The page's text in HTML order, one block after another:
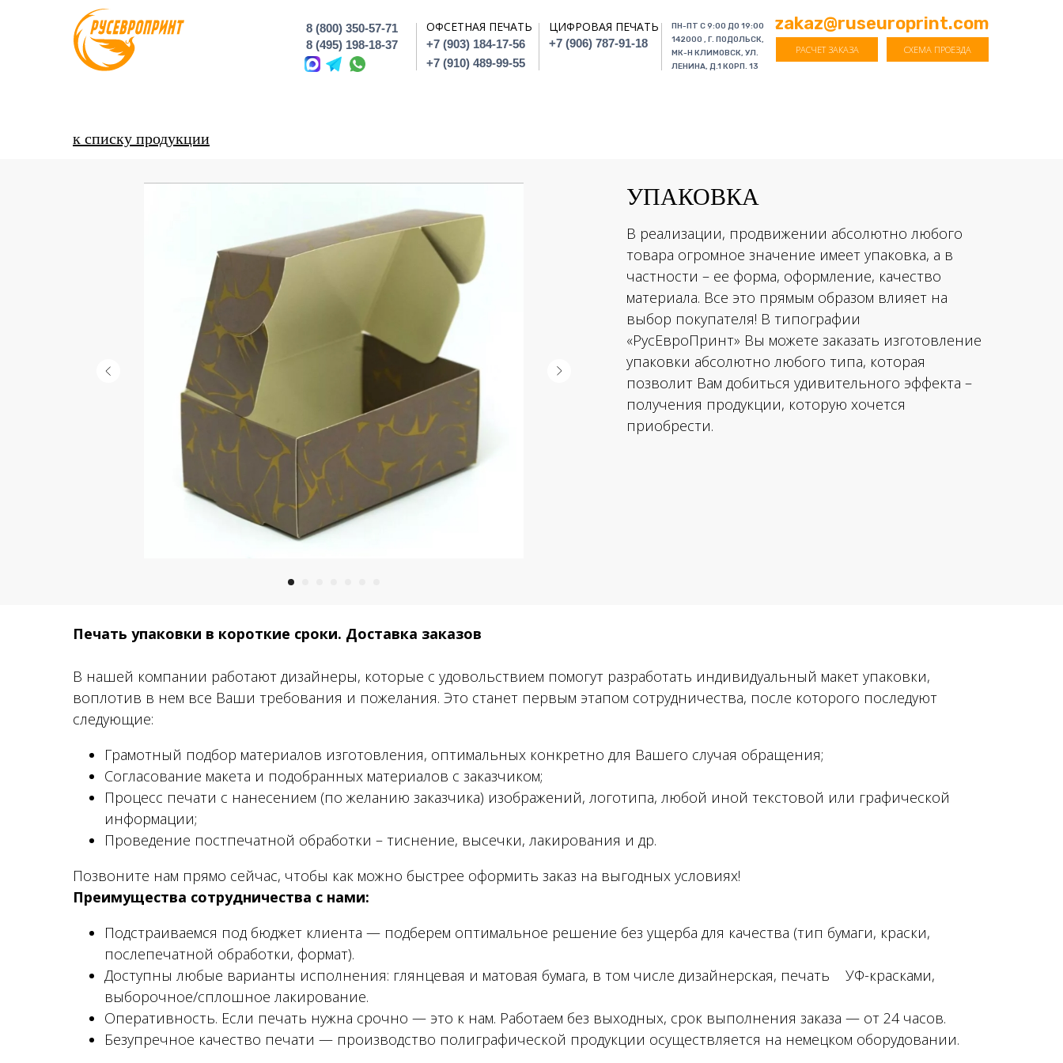
РАСЧЕТ ЗАКАЗА СХЕМА ПРОЕЗДА
zakaz@ruseuroprint.com
ПН-ПТ С 9:00 ДО 19:00
142000 , Г. ПОДОЛЬСК,
МК-Н КЛИМОВСК, УЛ.
ЛЕНИНА, Д.1 КОРП. 13
+7 (910) 489-99-55
+7 (903) 184-17-56
8 (800) 350-57-71
8 (495) 198-18-37
+7 (906) 787-91-18
ОФСЕТНАЯ ПЕЧАТЬ ЦИФРОВАЯ ПЕЧАТЬ
к списку продукции
УПАКОВКА
В реализации, продвижении абсолютно любого
товара огромное значение имеет упаковка, а в
частности – ее форма, оформление, качество
материала. Все это прямым образом влияет на
выбор покупателя! В типографии
«РусЕвроПринт» Вы можете заказать изготовление
упаковки абсолютно любого типа, которая
позволит Вам добиться удивительного эффекта –
получения продукции, которую хочется
приобрести.
Печать упаковки в короткие сроки. Доставка заказов
В нашей компании работают дизайнеры, которые с удовольствием помогут разработать индивидуальный макет упаковки,
воплотив в нем все Ваши требования и пожелания. Это станет первым этапом сотрудничества, после которого последуют
следующие:
Грамотный подбор материалов изготовления, оптимальных конкретно для Вашего случая обращения;
Согласование макета и подобранных материалов с заказчиком;
Процесс печати с нанесением (по желанию заказчика) изображений, логотипа, любой иной текстовой или графической
информации;
Проведение постпечатной обработки – тиснение, высечки, лакирования и др.
Позвоните нам прямо сейчас, чтобы как можно быстрее оформить заказ на выгодных условиях!
Преимущества сотрудничества с нами:
Подстраиваемся под бюджет клиента — подберем оптимальное решение без ущерба для качества (тип бумаги, краски,
послепечатной обработки, формат).
Доступны любые варианты исполнения: глянцевая и матовая бумага, в том числе дизайнерская, печать УФ-красками,
выборочное/сплошное лакирование.
Оперативность. Если печать нужна срочно — это к нам. Работаем без выходных, срок выполнения заказа — от 24 часов.
Безупречное качество печати — производство полиграфической продукции осуществляется на немецком оборудовании.